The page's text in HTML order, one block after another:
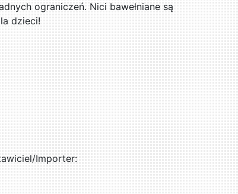
ograniczeń. Nici bawełniane są
dzieci!
Importer: